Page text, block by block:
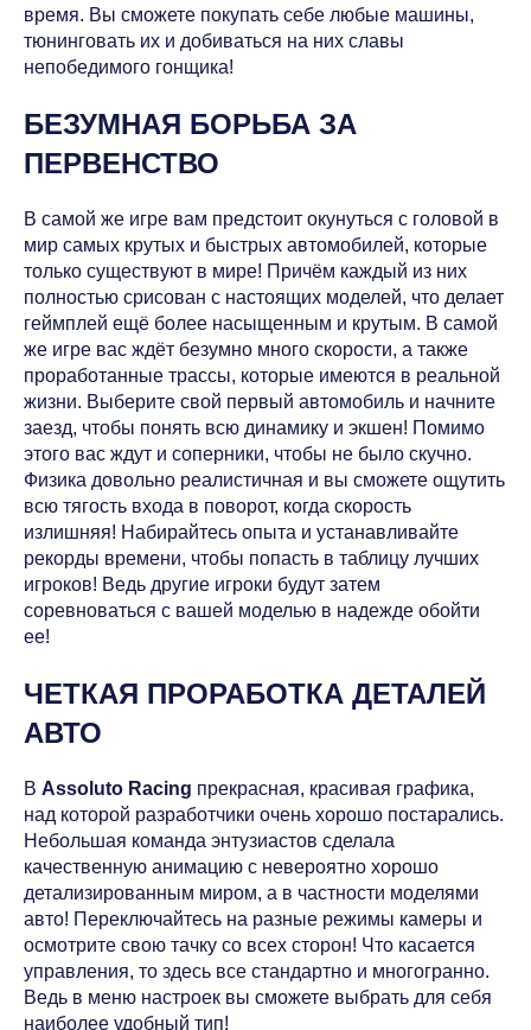
время. Вы сможете покупать себе любые машины,
тюнинговать их и добиваться на них славы
непобедимого гонщика!
БЕЗУМНАЯ БОРЬБА ЗА
ПЕРВЕНСТВО
В самой же игре вам предстоит окунуться с головой в
мир самых крутых и быстрых автомобилей, которые
только существуют в мире! Причём каждый из них
полностью срисован с настоящих моделей, что делает
геймплей ещё более насыщенным и крутым. В самой
же игре вас ждёт безумно много скорости, а также
проработанные трассы, которые имеются в реальной
жизни. Выберите свой первый автомобиль и начните
заезд, чтобы понять всю динамику и экшен! Помимо
этого вас ждут и соперники, чтобы не было скучно.
Физика довольно реалистичная и вы сможете ощутить
всю тягость входа в поворот, когда скорость
излишняя! Набирайтесь опыта и устанавливайте
рекорды времени, чтобы попасть в таблицу лучших
игроков! Ведь другие игроки будут затем
соревноваться с вашей моделью в надежде обойти
ее!
ЧЕТКАЯ ПРОРАБОТКА ДЕТАЛЕЙ
АВТО
В Assoluto Racing прекрасная, красивая графика,
над которой разработчики очень хорошо постарались.
Небольшая команда энтузиастов сделала
качественную анимацию с невероятно хорошо
детализированным миром, а в частности моделями
авто! Переключайтесь на разные режимы камеры и
осмотрите свою тачку со всех сторон! Что касается
управления, то здесь все стандартно и многогранно.
Ведь в меню настроек вы сможете выбрать для себя
наиболее удобный тип!